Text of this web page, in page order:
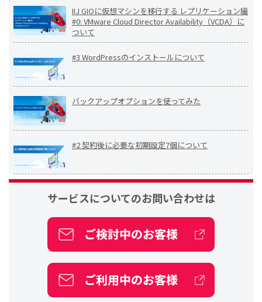
IIJ GIOに仮想マシンを移行する レプリケーション編
#0: VMware Cloud Director Availability（VCDA）に
ついて
#3 WordPressのインストールについて
バックアップオプションを使ってみた
#2 契約後に必要な初期設定7個について
サービスについてのお問い合わせは